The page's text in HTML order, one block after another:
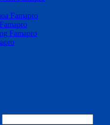
Famapro
Famapro